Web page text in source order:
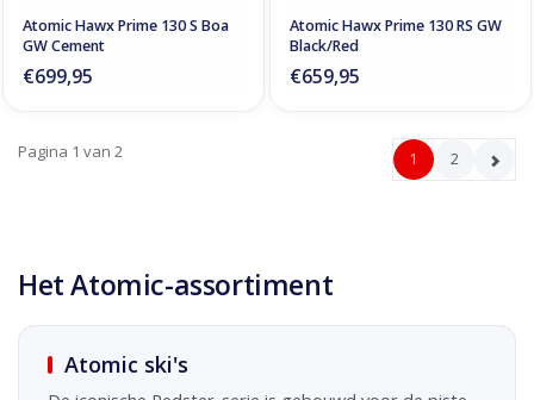
Atomic Hawx Prime 130 S Boa
GW Cement
€699,95
Atomic Hawx Prime 130 RS GW
Black/Red
€659,95
Pagina 1 van 2 1 2
Het Atomic-assortiment
Atomic ski's